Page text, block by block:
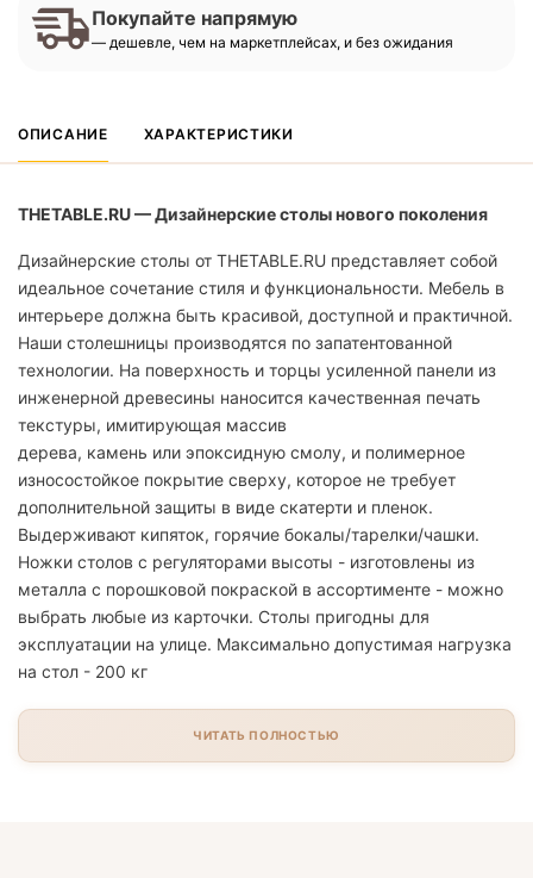
Покупайте напрямую
— дешевле, чем на маркетплейсах, и без ожидания
ОПИСАНИЕ ХАРАКТЕРИСТИКИ
THETABLE.RU — Дизайнерские столы нового поколения
Дизайнерские столы от THETABLE.RU представляет собой
идеальное сочетание стиля и функциональности. Мебель в
интерьере должна быть красивой, доступной и практичной.
Наши столешницы производятся по запатентованной
технологии. На поверхность и торцы усиленной панели из
инженерной древесины наносится качественная печать
текстуры, имитирующая массив
дерева, камень или эпоксидную смолу, и полимерное
износостойкое покрытие сверху, которое не требует
дополнительной защиты в виде скатерти и пленок.
Выдерживают кипяток, горячие бокалы/тарелки/чашки.
Ножки столов с регуляторами высоты - изготовлены из
металла с порошковой покраской в ассортименте - можно
выбрать любые из карточки. Столы пригодны для
эксплуатации на улице. Максимально допустимая нагрузка
на стол - 200 кг
ЧИТАТЬ ПОЛНОСТЬЮ